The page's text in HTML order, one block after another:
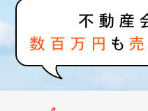
家査定シミュレーター
お問い合わせ